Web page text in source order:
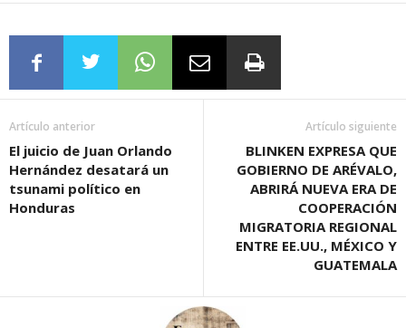
Artículo anterior
El juicio de Juan Orlando
Hernández desatará un
tsunami político en
Honduras
Artículo siguiente
BLINKEN EXPRESA QUE
GOBIERNO DE ARÉVALO,
ABRIRÁ NUEVA ERA DE
COOPERACIÓN
MIGRATORIA REGIONAL
ENTRE EE.UU., MÉXICO Y
GUATEMALA